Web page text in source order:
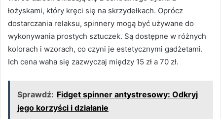
łożyskami, który kręci się na skrzydełkach. Oprócz
dostarczania relaksu, spinnery mogą być używane do
wykonywania prostych sztuczek. Są dostępne w różnych
kolorach i wzorach, co czyni je estetycznymi gadżetami.
Ich cena waha się zazwyczaj między 15 zł a 70 zł.
Sprawdź: Fidget spinner antystresowy: Odkryj
jego korzyści i działanie